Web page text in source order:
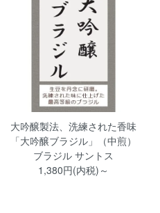
大吟醸製法、洗練された香味
「大吟醸ブラジル」（中煎）
ブラジル サントス
1,380円(内税)～